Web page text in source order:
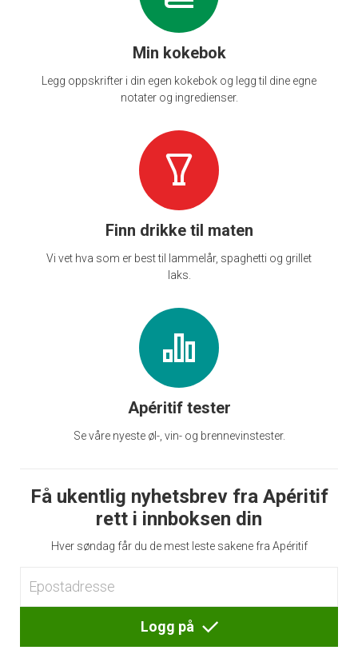
Min kokebok
Legg oppskrifter i din egen kokebok og legg til dine egne
notater og ingredienser.
Finn drikke til maten
Vi vet hva som er best til lammelår, spaghetti og grillet
laks.
Apéritif tester
Se våre nyeste øl-, vin- og brennevinstester.
Få ukentlig nyhetsbrev fra Apéritif
rett i innboksen din
Hver søndag får du de mest leste sakene fra Apéritif
Logg på